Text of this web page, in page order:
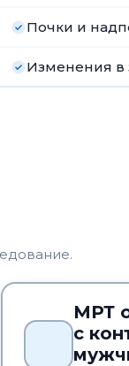
Почки и
Изменения в
МРТ
с